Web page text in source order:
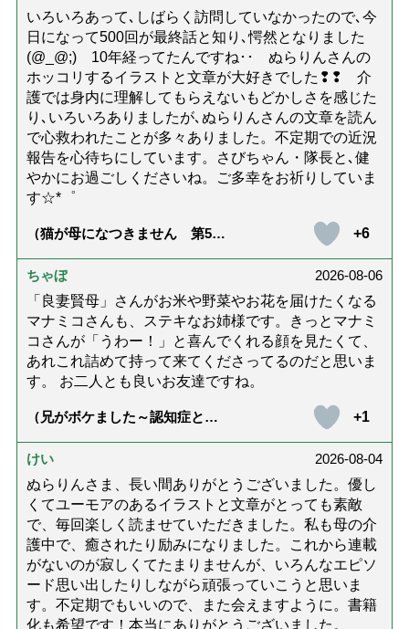
いろいろあって､しばらく訪問していなかったので､今
日になって500回が最終話と知り､愕然となりました
(@_@;) 10年経ってたんですね･･ ぬらりんさんの
ホッコリするイラストと文章が大好きでした❢❢ 介
護では身内に理解してもらえないもどかしさを感じた
り､いろいろありましたが､ぬらりんさんの文章を読ん
で心救われたことが多々ありました。不定期での近況
報告を心待ちにしています。さびちゃん・隊長と､健
やかにお過ごしくださいね。ご多幸をお祈りしていま
す☆*゜
（猫が母になつきません 第500
+6
ちゃぼ
2026-08-06
「良妻賢母」さんがお米や野菜やお花を届けたくなる
マナミコさんも、ステキなお姉様です。きっとマナミ
コさんが「うわー！」と喜んでくれる顔を見たくて、
あれこれ詰めて持って来てくださってるのだと思いま
す。 お二人とも良いお友達ですね。
（兄がボケました～認知症と介
達』が届きました」）
+1
けい
2026-08-04
ぬらりんさま、長い間ありがとうございました。優し
くてユーモアのあるイラストと文章がとっても素敵
で、毎回楽しく読ませていただきました。私も母の介
護中で、癒されたり励みになりました。これから連載
がないのが寂しくてたまりませんが、いろんなエピソ
ード思い出したりしながら頑張っていこうと思いま
す。不定期でもいいので、また会えますように。書籍
化も希望です！本当にありがとうございました。